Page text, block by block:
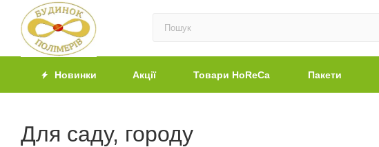
Новинки Акції Товари HoReCa Пакети
Для саду, городу